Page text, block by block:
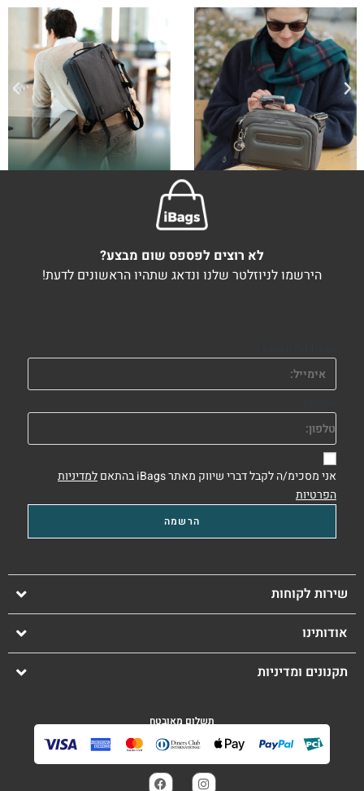
לא רוצים לפספס שום מבצע?
הירשמו לניוזלטר שלנו ונדאג שתהיו הראשונים לדעת!
אני מסכימ/ה לקבל דברי שיווק מאתר iBags בהתאם
למדיניות
הפרטיות
שירות לקוחות
אודותינו
תקנונים ומדיניות
תשלום מאובטח